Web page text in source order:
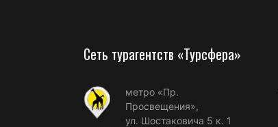
Сеть турагентств «Турсфера»
метро «Пр.
Просвещения»,
ул. Шостаковича 5 к. 1